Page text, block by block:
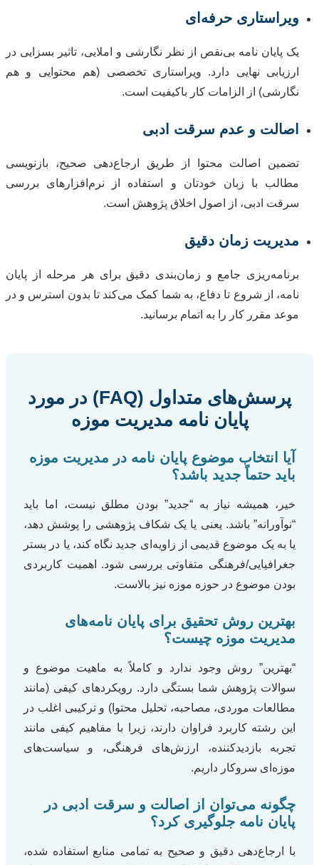
ویراستاری حرفه‌ای
یک پایان نامه بی‌نقص از نظر نگارشی و املایی، تاثیر بسزایی در
ارزیابی نهایی دارد. ویراستاری تخصصی (هم محتوایی و هم
نگارشی) از الزامات کار باکیفیت است.
اصالت و عدم سرقت ادبی
تضمین اصالت محتوا از طریق ارجاع‌دهی صحیح، بازنویسی
مطالب با زبان خودتان و استفاده از نرم‌افزارهای بررسی
سرقت ادبی، از اصول اخلاق پژوهش است.
مدیریت زمان دقیق
برنامه‌ریزی جامع و زمان‌بندی دقیق برای هر مرحله از پایان
نامه، از شروع تا دفاع، به شما کمک می‌کند تا بدون استرس و در
موعد مقرر کار را به اتمام برسانید.
پرسش‌های متداول (FAQ) در مورد
پایان نامه مدیریت موزه
آیا انتخاب موضوع پایان نامه در مدیریت موزه
باید حتماً جدید باشد؟
خیر، همیشه نیاز به “جدید” بودن مطلق نیست، اما باید
“نوآورانه” باشد. یعنی یا یک شکاف پژوهشی را پوشش دهد،
یا به یک موضوع قدیمی از زاویه‌ای جدید نگاه کند، یا در بستر
جغرافیایی/فرهنگی متفاوتی بررسی شود. اهمیت کاربردی
بودن موضوع در حوزه موزه نیز بالاست.
بهترین روش تحقیق برای پایان نامه‌های
مدیریت موزه چیست؟
“بهترین” روش وجود ندارد و کاملاً به ماهیت موضوع و
سوالات پژوهش شما بستگی دارد. رویکردهای کیفی (مانند
مطالعات موردی، مصاحبه، تحلیل محتوا) و ترکیبی اغلب در
این رشته کاربرد فراوان دارند، زیرا با مفاهیم کیفی مانند
تجربه بازدیدکننده، ارزش‌های فرهنگی، و سیاست‌های
موزه‌ای سروکار داریم.
چگونه می‌توان از اصالت و سرقت ادبی در
پایان نامه جلوگیری کرد؟
با ارجاع‌دهی دقیق و صحیح به تمامی منابع استفاده شده،